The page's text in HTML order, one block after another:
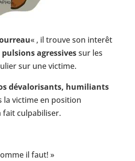
« , il trouve son interêt
pulsions agressivessur les
sur une victime.
dévalorisants, humiliants
la victime en position
fait culpabiliser.
il faut! »